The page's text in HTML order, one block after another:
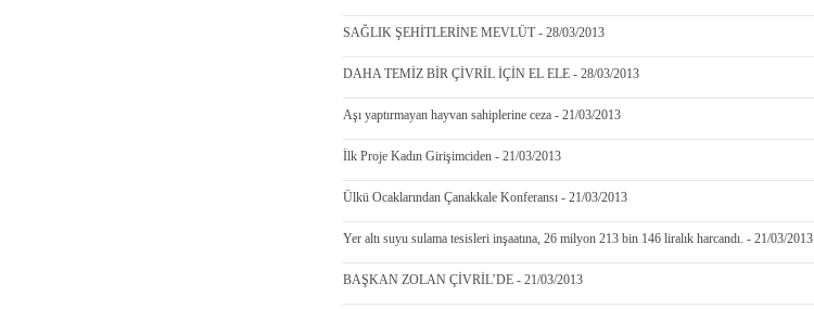
SAĞLIK ŞEHİTLERİNE MEVLÜT - 28/03/2013
DAHA TEMİZ BİR ÇİVRİL İÇİN EL ELE - 28/03/2013
Aşı yaptırmayan hayvan sahiplerine ceza - 21/03/2013
İlk Proje Kadın Girişimciden - 21/03/2013
Ülkü Ocaklarından Çanakkale Konferansı - 21/03/2013
Yer altı suyu sulama tesisleri inşaatına, 26 milyon 213 bin 146 liralık harcandı. - 21/03/2013
BAŞKAN ZOLAN ÇİVRİL’DE - 21/03/2013